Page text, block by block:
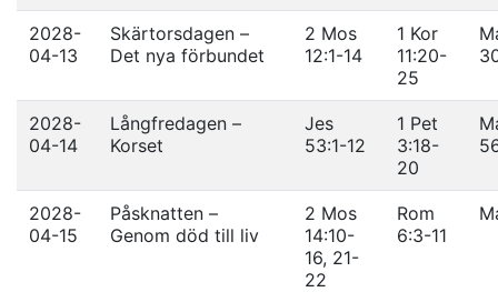
2028-
04-13
Skärtorsdagen –
Det nya förbundet
2 Mos
12:1-14
1 Kor
11:20-
25
2028-
04-14
Långfredagen –
Korset
Jes
53:1-12
1 Pet
3:18-
20
2028-
04-15
Påsknatten –
Genom död till liv
2 Mos
14:10-
16, 21-
22
Rom
6:3-11